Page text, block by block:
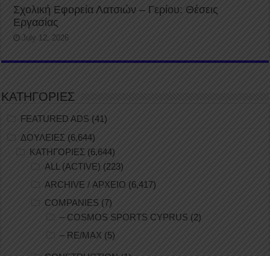
Σχολική Εφορεία Λατσιών – Γερίου: Θέσεις
Εργασίας
July 12, 2026
ΚΑΤΗΓΟΡΙΕΣ
FEATURED ADS (41)
ΔΟΥΛΕΙΕΣ (6,644)
ΚΑΤΗΓΟΡΙΕΣ (6,644)
ALL (ACTIVE) (223)
ARCHIVE / ΑΡΧΕΙΟ (6,417)
COMPANIES (7)
– COSMOS SPORTS CYPRUS (2)
– RE/MAX (5)